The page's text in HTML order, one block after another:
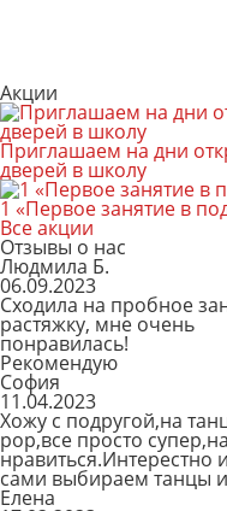
Акции
Приглашаем на дни
дверей в школу
1 «Первое занятие в
Все акции
Отзывы о нас
Людмила Б.
06.09.2023
Сходила на пробное
растяжку, мне очень
понравилась!
Рекомендую
София
11.04.2023
Хожу с подругой,на
pop,все просто
нравиться.Интерестно
сами выбираем танцы
Елена